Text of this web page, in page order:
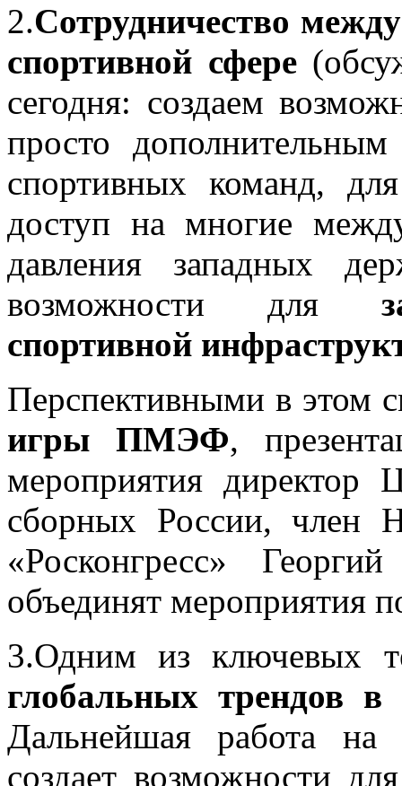
2.Сотрудничество
спортивной сфере
сегодня: создаем
просто
спортивных команд,
доступ на многие
давления западных
возможности для
спортивной
Перспективными в этом
игры ПМЭФ,
мероприятия директор
сборных России, член
«Росконгресс»
объединят мероприятия
3.Одним из ключевых
глобальных трендов
Дальнейшая работа на
создает возможности